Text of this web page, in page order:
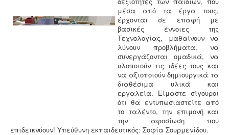
μέσα από τα έργα τους,
έρχονται σε επαφή με
βασικές έννοιες της
Τεχνολογίας, μαθαίνουν να
λύνουν προβλήματα, να
συνεργάζονται ομαδικά, να
υλοποιούν τις ιδέες τους και
να αξιοποιούν δημιουργικά τα
διαθέσιμα υλικά και
εργαλεία. Είμαστε σίγουροι
ότι θα εντυπωσιαστείτε από
το ταλέντο, την επιμονή και
την αφοσίωση που
επιδεικνύουν! Υπεύθυνη εκπαιδευτικός: Σοφία Σουρμενίδου.